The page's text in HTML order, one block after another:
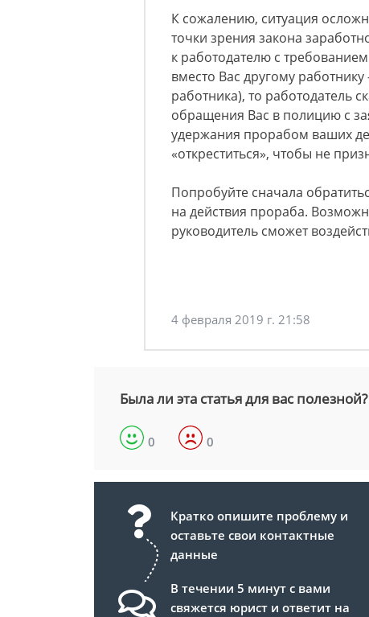
К сожалению, ситуация
точки зрения закона
к работодателю с
вместо Вас другому
работника), то работодатель
обращения Вас в полицию с
удержания прорабом ваших
«откреститься», чтобы не
Попробуйте сначала
на действия прораба.
руководитель сможет
4 февраля 2019 г. 21:58
Была ли эта статья для вас полезной?
0 0
Кратко опишите проблему и
оставьте свои контактные
данные
В течении 5 минут с вами
свяжется юрист и ответит на